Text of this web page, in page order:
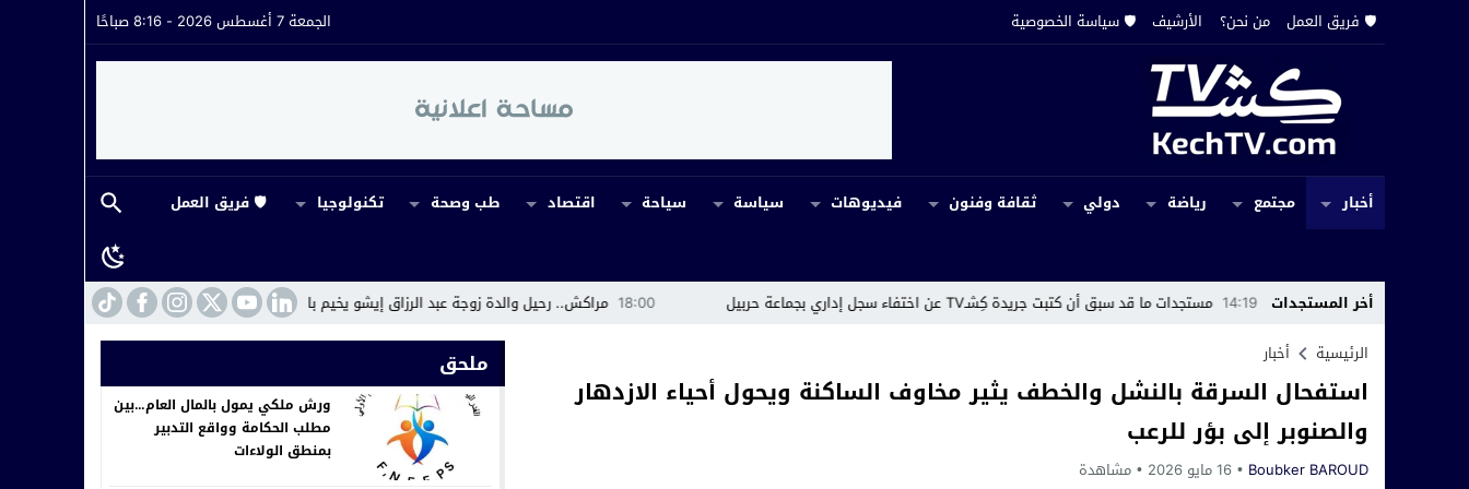
🛡️ فريق العمل من نحن؟ الأرشيف 🛡️ سياسة الخصوصية الجمعة 7 أغسطس 2026 - 8:16 صباحًا
أخبار مجتمع رياضة دولي ثقافة وفنون فيديوهات سياسة سياحة اقتصاد طب وصحة تكنولوجيا 🛡️ فريق العمل
أخر المستجدات 18:00 مراكش.. رحيل والدة زوجة عبد الرزاق إيشو يخيم بالحزن على أسرة جمعية الوفاء 14:43 ورش ملكي يمول بالمال 14:19 مستجدات ما قد سبق أن كتبت جريدة كِشـTV عن اختفاء سجل إداري بجماعة حربيل
الرئيسية
أخبار
استفحال السرقة بالنشل والخطف يثير مخاوف الساكنة ويحول أحياء الازدهار
والصنوبر إلى بؤر للرعب
Boubker BAROUD 16 مايو 2026 مشاهدة
ملحق
ورش ملكي يمول بالمال العام…بين
مطلب الحكامة وواقع التدبير
بمنطق الولاءات